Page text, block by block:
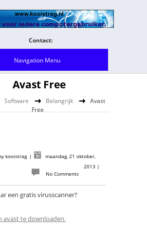
Contact:
Navigation Menu
Software Belangrijk
Avast
Free
Avast Free
kooistrag |
maandag, 21 oktober,
2013 |
No Comments
een gratis virusscanner?
avast te downloaden.